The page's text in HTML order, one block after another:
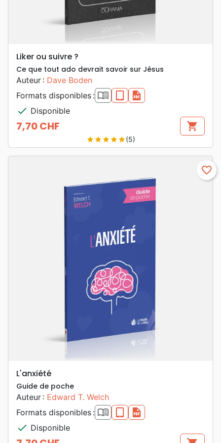
Liker ou suivre ?
Ce que tout ado devrait savoir sur Jésus
Auteur : Dave Boden
Formats disponibles : book_open epub
pdf
check Disponible
Prix
7,70 CHF shopping_cart
star star star star star(5)
favorite_border
L'anxiété
Guide de poche
Auteur : Edward T. Welch
Formats disponibles : book_open epub
pdf
check Disponible